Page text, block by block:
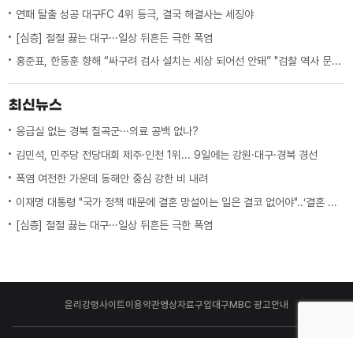
연패 탈출 성공 대구FC 4위 등극, 결국 해결사는 세징야
[심층] 절절 끓는 대구···일상 뒤흔든 극한 폭염
홍준표, 한동훈 향해 “싸구려 검사 설치는 세상 되어선 안돼” "검찰 역사 문 닫게 원인 제공한 원흉"
최신뉴스
응급실 없는 경북 칠곡군···의료 공백 없나?
김민석, 민주당 전당대회 제주·인천 1위... 9일에는 강원·대구·경북 경선
폭염 여전한 가운데 동해안 중심 강한 비 내려
이재명 대통령 "국가 정책 때문에 결혼 망설이는 일은 결코 없어야"..‘결혼 페널티’ 제도 상 불이익 면밀히 조사 지시
[심층] 절절 끓는 대구···일상 뒤흔든 극한 폭염
윤리강령사이트이용약관영상자료구입 대구MBC 광고안내